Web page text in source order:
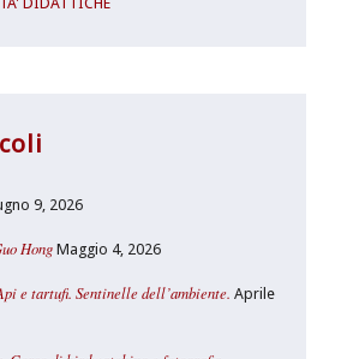
9, 2026
Hong Maggio 4, 2026
e tartufi. Sentinelle dell’ambiente. Aprile